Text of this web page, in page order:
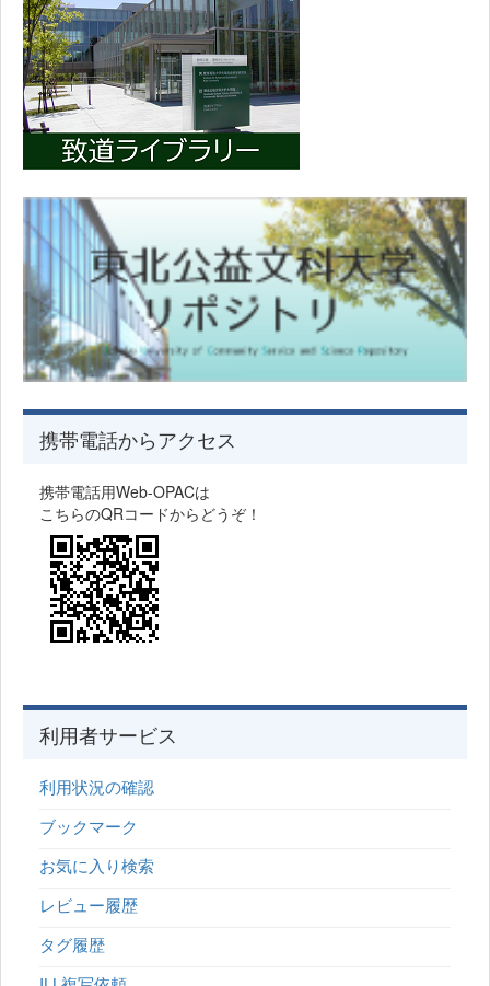
携帯電話からアクセス
携帯電話用Web-OPACは
こちらのQRコードからどうぞ！
利用者サービス
利用状況の確認
ブックマーク
お気に入り検索
レビュー履歴
タグ履歴